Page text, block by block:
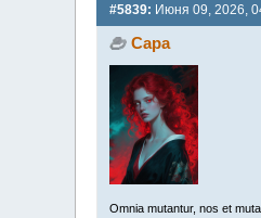
#5839: Июня 09, 2026,
Сара
Omnia mutantur, nos et